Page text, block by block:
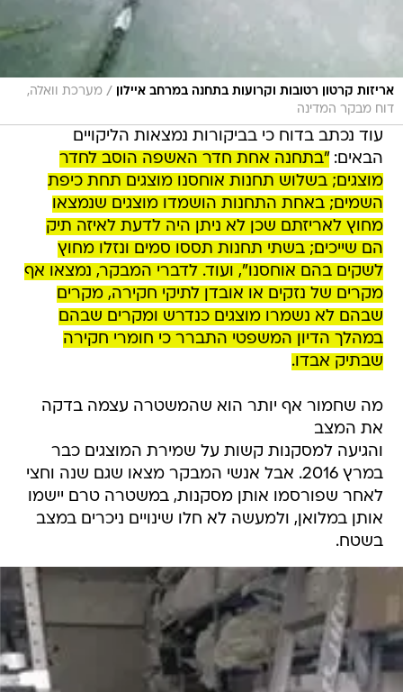
אריזות קרטון רטובות וקרועות בתחנה במרחב איילון / מערכת וואלה,
דוח מבקר המדינה
עוד נכתב בדוח כי בביקורות נמצאות הליקויים
הבאים:"בתחנה אחת חדר האשפה הוסב לחדר
מוצגים; בשלוש תחנות אוחסנו מוצגים תחת כיפת
השמים; באחת התחנות הושמדו מוצגים שנמצאו
מחוץ לאריזתם שכן לא ניתן היה לדעת לאיזה תיק
הם שייכים; בשתי תחנות תססו סמים ונזלו מחוץ
לשקים בהם אוחסנו", ועוד. לדברי המבקר, נמצאו אף
מקרים של נזקים או אובדן לתיקי חקירה, מקרים
שבהם לא נשמרו מוצגים כנדרש ומקרים שבהם
במהלך הדיון המשפטי התברר כי חומרי חקירה
שבתיק אבדו.
מה שחמור אף יותר הוא שהמשטרה עצמה בדקה
את המצב
והגיעה למסקנות קשות על שמירת המוצגים כבר
במרץ 2016. אבל אנשי המבקר מצאו שגם שנה וחצי
לאחר שפורסמו אותן מסקנות, במשטרה טרם יישמו
אותן במלואן, ולמעשה לא חלו שינויים ניכרים במצב
בשטח.